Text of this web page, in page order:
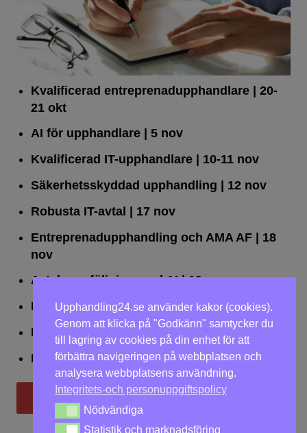
Kvalificerad entreprenad­upphandlare | 20-
21 okt
AI för upphandlare| 5 nov
Kvalificerad IT-upphandlare| 10-11 nov
Säkerhetsskyddad upphandling | 12 nov
Robusta IT-avtal | 17 nov
Entreprenadupphandling och AMA AF| 18
nov
Avtalsuppföljning med AI| 19 nov
Leda upphandlingar effektivt| 25 nov
Dialogförfaranden | 26 nov
LOU på två dagar| 2-3 dec
Till utbildningar
Upphandling24.se använder kakor (cookies).
Genom att klicka på "Godkänn" samtycker du
till lagring av cookies på din enhet för att
förbättra navigeringen på webbplatsen och
analysera webbplatsens användning.
Integritets-och personuppgiftspolicy
Nödvändiga
Nödvändiga
Statistik och marknadsföring